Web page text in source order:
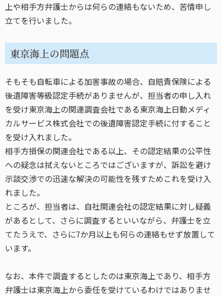
上や相手方弁護士からは何らの連絡もないため、苦情申し
立てを行いました。
東京海上の問題点
そもそも自転車による加害事故の場合、自賠責保険による
後遺障害等級認定手続がありませんが、担当者の申し入れ
を受け東京海上の関連調査会社である東京海上日動メディ
カルサービス株式会社での後遺障害認定手続に付すること
を受け入れました。
相手方損保の関連会社である以上、その認定結果の公平性
への疑念は拭えないところではございますが、訴訟を避け
示談交渉での迅速な解決の可能性を残すためこれを受け入
れました。
ところが、担当者は、自社関連会社の認定結果に対し疑義
があるとして、さらに調査するといいながら、弁護士を立
てたうえで、さらに7か月以上も何らの連絡もせず放置して
います。
なお、本件で調査するとしたのは東京海上であり、相手方
弁護士は東京海上から委任を受けているわけではありませ